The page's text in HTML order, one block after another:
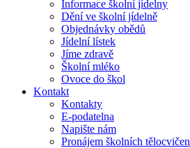
Informace školní jídelny
Dění ve školní jídelně
Objednávky obědů
Jídelní lístek
Jíme zdravě
Školní mléko
Ovoce do škol
Kontakt
Kontakty
E-podatelna
Napište nám
Pronájem školních tělocvičen